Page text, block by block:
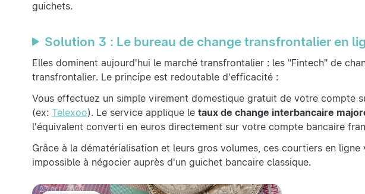
guichets.
Solution 3 : Le bureau de change transfrontalier en
Elles dominent aujourd'hui le marché transfrontalier : les "Fintech" de
transfrontalier. Le principe est redoutable d'efficacité :
Vous effectuez un simple virement domestique gratuit de votre compte
(ex: Telexoo). Le service applique le taux de change interbancaire
l'équivalent converti en euros directement sur votre compte bancaire
Grâce à la dématérialisation et leurs gros volumes, ces courtiers en
impossible à négocier auprès d'un guichet bancaire classique.
23 oct. 2020